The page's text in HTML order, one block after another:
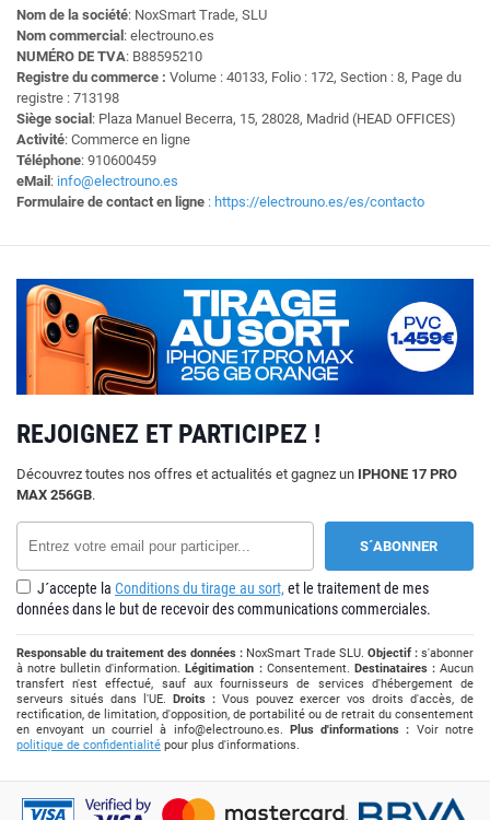
Nom de la société: NoxSmart Trade, SLU
Nom commercial : electrouno.es
NUMÉRO DE TVA: B88595210
Registre du commerce : Volume : 40133, Folio : 172, Section : 8, Page du
registre : 713198
Siège social : Plaza Manuel Becerra, 15, 28028, Madrid (HEAD OFFICES)
Activité: Commerce en ligne
Téléphone: 910600459
eMail : info@electrouno.es
Formulaire de contact en ligne : https://electrouno.es/es/contacto
REJOIGNEZ ET PARTICIPEZ !
Découvrez toutes nos offres et actualités et gagnez un IPHONE 17 PRO
MAX 256GB.
J´accepte la Conditions du tirage au sort, et le traitement de mes
données dans le but de recevoir des communications commerciales.
Responsable du traitement des données : NoxSmart Trade SLU. Objectif : s'abonner
à notre bulletin d'information.Légitimation :Consentement. Destinataires :Aucun
transfert n'est effectué, sauf aux fournisseurs de services d'hébergement de
serveurs situés dans l'UE. Droits : Vous pouvez exercer vos droits d'accès, de
rectification, de limitation, d'opposition, de portabilité ou de retrait du consentement
en envoyant un courriel à info@electrouno.es. Plus d'informations : Voir notre
politique de confidentialité pour plus d'informations.